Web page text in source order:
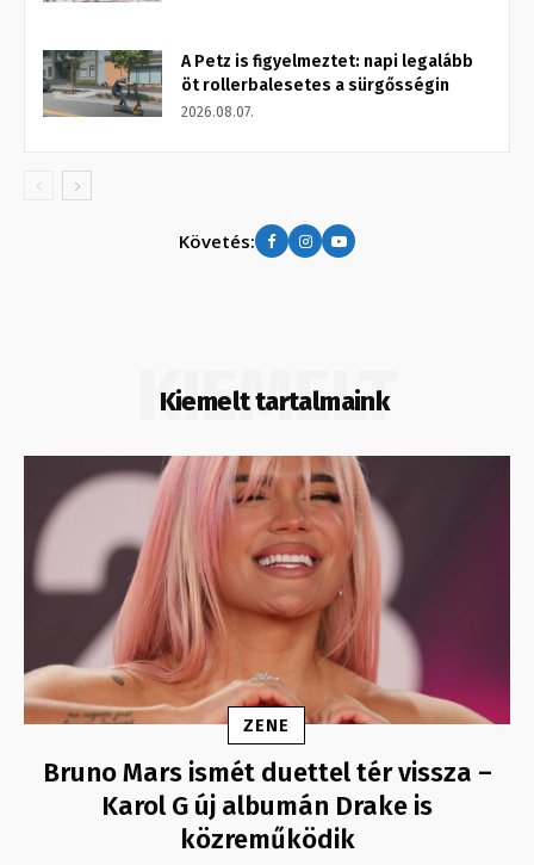
A Petz is figyelmeztet: napi legalább
öt rollerbalesetes a sürgősségin
2026.08.07.
Követés:
Kiemelt tartalmaink
KIEMELT
ZENE
Bruno Mars ismét duettel tér vissza –
Karol G új albumán Drake is
közreműködik